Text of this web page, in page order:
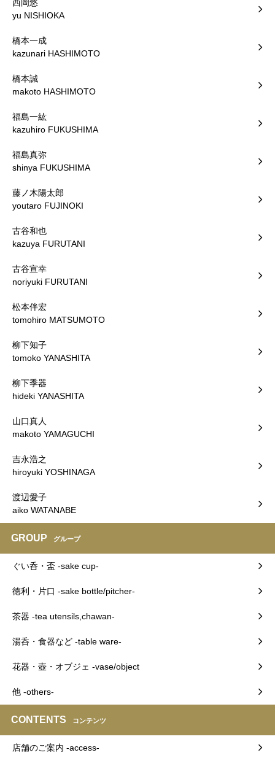
西岡悠
yu NISHIOKA
橋本一成
kazunari HASHIMOTO
橋本誠
makoto HASHIMOTO
福島一紘
kazuhiro FUKUSHIMA
福島真弥
shinya FUKUSHIMA
藤ノ木陽太郎
youtaro FUJINOKI
古谷和也
kazuya FURUTANI
古谷宣幸
noriyuki FURUTANI
松本伴宏
tomohiro MATSUMOTO
柳下知子
tomoko YANASHITA
柳下季器
hideki YANASHITA
山口真人
makoto YAMAGUCHI
吉永浩之
hiroyuki YOSHINAGA
渡辺愛子
aiko WATANABE
GROUP グループ
ぐい呑・盃 -sake cup-
徳利・片口 -sake bottle/pitcher-
茶器 -tea utensils,chawan-
湯呑・食器など -table ware-
花器・壺・オブジェ -vase/object
他 -others-
CONTENTS コンテンツ
店舗のご案内 -access-